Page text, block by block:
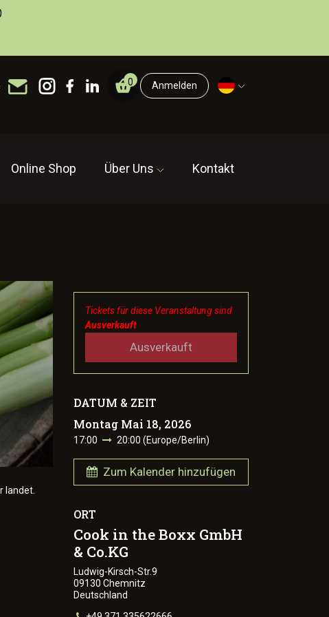
0 Anmelden
Online Shop Über Uns Kontakt
landet.
Tickets für diese Veranstaltung sind
Ausverkauft
Ausverkauft
DATUM & ZEIT
Montag Mai 18, 2026
17:00 20:00 (Europe/Berlin)
Zum Kalender hinzufügen
ORT
Cook in the Boxx GmbH
& Co.KG
Ludwig-Kirsch-Str.9
09130 Chemnitz
Deutschland